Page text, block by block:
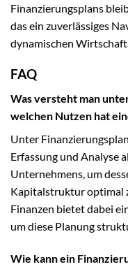
Finanzierungsplans
das ein zuverlässiges
dynamischen
FAQ
Was versteht man
welchen Nutzen hat
Unter
Erfassung und Analyse
Unternehmens, um
Kapitalstruktur optimal
Finanzen bietet dabei
um diese Planung
Wie kann ein